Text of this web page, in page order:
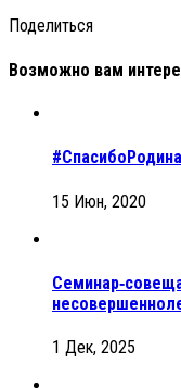
Поделиться
Возможно вам
#СпасибоРодина
15 Июн, 2020
1 Дек, 2025